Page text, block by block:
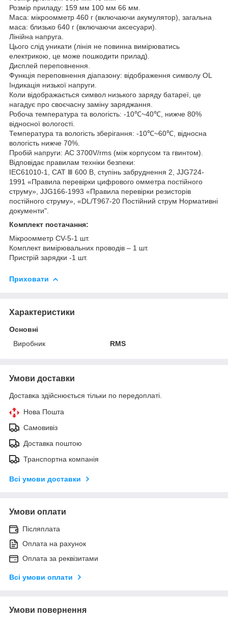
Розмір приладу: 159 мм 100 мм 66 мм.
Маса: мікроомметр 460 г (включаючи акумулятор), загальна
маса: близько 640 г (включаючи аксесуари).
Лінійна напруга.
Цього слід уникати (лінія не повинна вимірюватись
електрикою, це може пошкодити прилад).
Дисплей переповнення.
Функція переповнення діапазону: відображення символу OL
Індикація низької напруги.
Коли відображається символ низького заряду батареї, це
нагадує про своєчасну заміну заряджання.
Робоча температура та вологість: -10℃~40℃, нижче 80%
відносної вологості.
Температура та вологість зберігання: -10℃~60℃, відносна
вологість нижче 70%.
Пробій напруги: AC 3700V/rms (між корпусом та гвинтом).
Відповідає правилам техніки безпеки:
IEC61010-1, CAT Ⅲ 600 В, ступінь забруднення 2, JJG724-
1991 «Правила перевірки цифрового омметра постійного
струму», JJG166-1993 «Правила перевірки резисторів
постійного струму», «DL/T967-20 Постійний струм Нормативні
документи".
Комплект постачання:
Мікроомметр CV-5-1 шт.
Комплект вимірювальних проводів – 1 шт.
Пристрій зарядки -1 шт.
Приховати
Характеристики
Основні
Виробник
RMS
Умови доставки
Доставка здійснюється тільки по передоплаті.
Нова Пошта
Самовивіз
Доставка поштою
Транспортна компанія
Всі умови доставки
Умови оплати
Післяплата
Оплата на рахунок
Оплата за реквізитами
Всі умови оплати
Умови повернення